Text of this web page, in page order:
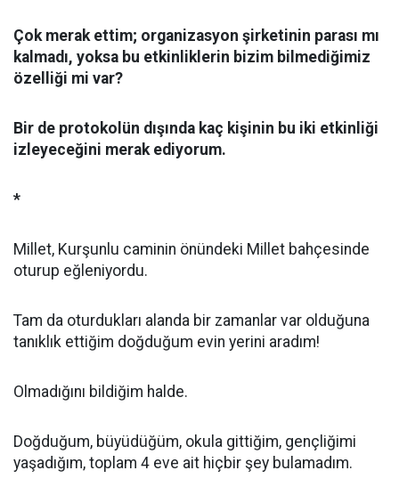
Çok merak ettim; organizasyon şirketinin parası mı
kalmadı, yoksa bu etkinliklerin bizim bilmediğimiz
özelliği mi var?
Bir de protokolün dışında kaç kişinin bu iki etkinliği
izleyeceğini merak ediyorum.
*
Millet, Kurşunlu caminin önündeki Millet bahçesinde
oturup eğleniyordu.
Tam da oturdukları alanda bir zamanlar var olduğuna
tanıklık ettiğim doğduğum evin yerini aradım!
Olmadığını bildiğim halde.
Doğduğum, büyüdüğüm, okula gittiğim, gençliğimi
yaşadığım, toplam 4 eve ait hiçbir şey bulamadım.